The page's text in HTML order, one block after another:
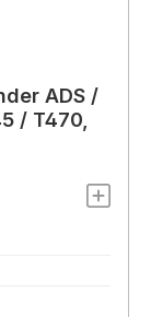
ADS /
/ T470,